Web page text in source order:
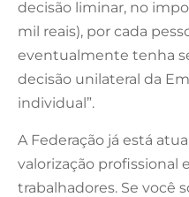
decisão liminar, no
mil reais), por cada
eventualmente tenha
decisão unilateral da
individual”.
A Federação já está
valorização profissional
trabalhadores. Se você